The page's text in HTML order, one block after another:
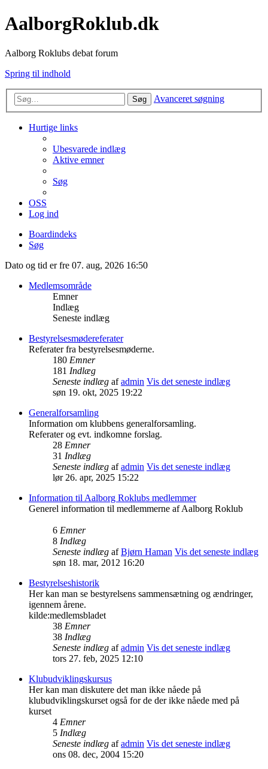
AalborgRoklub.dk
Aalborg Roklubs debat forum
Spring til indhold
Søg Avanceret søgning
Hurtige links
Ubesvarede indlæg
Aktive emner
Søg
OSS
Log ind
Boardindeks
Søg
Dato og tid er fre 07. aug, 2026 16:50
Medlemsområde
Emner
Indlæg
Seneste indlæg
Bestyrelsesmødereferater
Referater fra bestyrelsesmøderne.
180 Emner
181 Indlæg
Seneste indlæg afadmin Vis det seneste indlæg
søn 19. okt, 2025 19:22
Generalforsamling
Information om klubbens generalforsamling.
Referater og evt. indkomne forslag.
28 Emner
31 Indlæg
Seneste indlæg afadmin Vis det seneste indlæg
lør 26. apr, 2025 15:22
Information til Aalborg Roklubs medlemmer
Generel information til medlemmerne af Aalborg Roklub
6 Emner
8 Indlæg
Seneste indlæg afBjørn Haman Vis det seneste indlæg
søn 18. mar, 2012 16:20
Bestyrelseshistorik
Her kan man se bestyrelsens sammensætning og ændringer,
igennem årene.
kilde:medlemsbladet
38 Emner
38 Indlæg
Seneste indlæg afadmin Vis det seneste indlæg
tors 27. feb, 2025 12:10
Klubudviklingskursus
Her kan man diskutere det man ikke nåede på
klubudviklingskurset også for de der ikke nåede med på
kurset
4 Emner
5 Indlæg
Seneste indlæg afadmin Vis det seneste indlæg
ons 08. dec, 2004 15:20